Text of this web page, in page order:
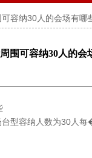
容纳30人的会场有哪
围可容纳30人的会
台型容纳人数为30人